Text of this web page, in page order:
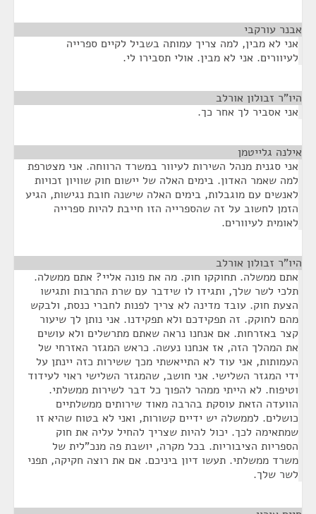
אבנר עורקבי
אני לא מבין, למה צריך עמותה בשביל לקיים ספרייה
לעיוורים. אני לא מבין. אולי תסבירו לי.
היו"ר זבולון אורלב
אני אסביר לך אחר כך.
אילנה גלייטמן
אני סגנית מנהל השירות לעיוור במשרד הרווחה. אני מצטרפת
למה שאמר האדון. בימים האלה של יישום חוק שוויון זכויות
לאנשים עם מוגבלות, בימים האלה שישנה חובת נגישות, הגיע
הזמן לחשוב על זה שהספרייה הזו חייבת להיות ספרייה
לאומית לעיוורים.
היו"ר זבולון אורלב
אתם ממשלה. תחוקקו חוק. מה את פונה אליי? אתם ממשלה.
תלכי לשר שלך, ותגידו לו שידבר עם שרת התרבות ותגישו
הצעת חוק. עובד מדינה לא צריך לפנות לחברי כנסת, ולבקש
מהם לחוקק. זה תפקידכם ולא תפקידנו. אני נותן לך שיעור
קצר באזרחות. אם אנחנו נראה שאתם מתרשלים ולא עושים
את המהלך הזה, אז אנחנו נעשה. כראש המגזר האזרחי של
העמותות, אני עוד לא התייאשתי מכך ששירות כזה יינתן על
ידי המגזר השלישי. אני חושב, שהמגזר השלישי ראוי לעידוד
וטיפוח. לא הייתי ממהר להפוך כל דבר לשירות ממשלתי.
הוועדה הזאת עוסקת בהרבה מאוד שירותים ממשלתיים
כושלים. לממשלה יש ידיים קשורות, ואני לא בטוח שהיא זו
שמתאימה לכך. יכול להיות שצריך להחיל עליה את חוק
הספריות הציבוריות. בכל מקרה, יושבת פה מנכ"לית של
משרד ממשלתי. תעשו דיון ביניכם. אם את רוצה חקיקה, תפני
לשר שלך.